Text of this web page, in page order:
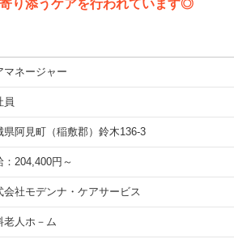
り添うケアを行われています◎
マネージャー
員
県阿見町（稲敷郡）鈴木136-3
：204,400円～
会社モデンナ・ケアサービス
老人ホ－ム